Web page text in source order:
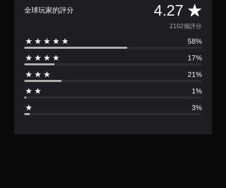
全球玩家的評分 4.27 平
均
評
分
4
2
2102個評分
58%
17%
21%
1%
3%